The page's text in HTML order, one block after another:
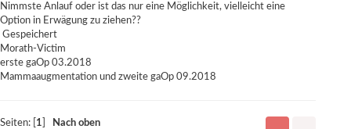
Nimmste Anlauf oder ist das nur eine Möglichkeit, vielleicht eine
Option in Erwägung zu ziehen??
Gespeichert
Morath-Victim
erste gaOp 03.2018
Mammaaugmentation und zweite gaOp 09.2018
Seiten: [ 1 Nach oben